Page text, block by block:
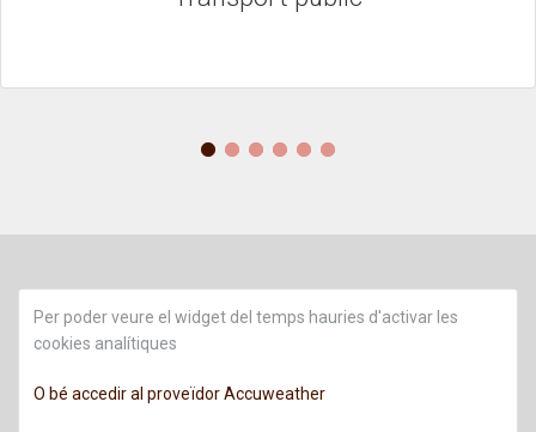
Per poder veure el widget del temps hauries d'activar les
cookies analítiques
O bé accedir al proveïdor Accuweather